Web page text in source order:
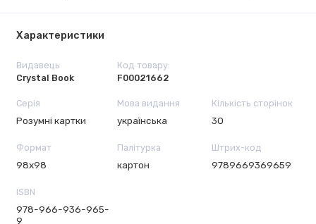
Характеристики
Видавець
Crystal Book
Код товару:
F00021662
Серія
Розумні картки
Мова видання
українська
Кількість сторінок
30
Формат
98х98
Палітурка
картон
Штрих-код
9789669369659
ISBN
978-966-936-965-
9